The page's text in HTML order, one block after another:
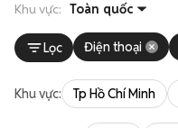
Khu vực: Toàn quốc
Lọc Điện thoại
Khu vực: Tp Hồ Chí Minh